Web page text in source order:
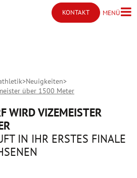
KONTAKT
Kontakt öffnen
MENÜMenü
Neuigkeiten
über 1500 Meter
WIRD VIZEMEISTER
IN IHR ERSTES FINALE